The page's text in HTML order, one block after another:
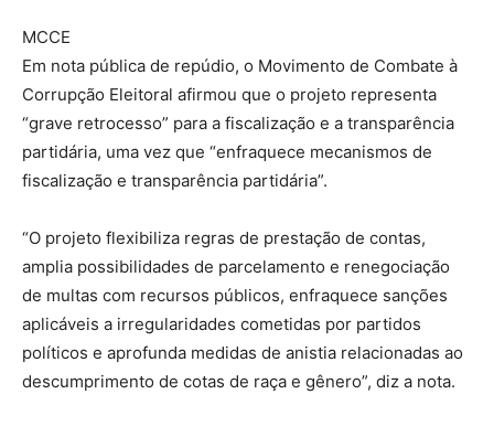
MCCE
Em nota pública de repúdio, o Movimento de Combate à
Corrupção Eleitoral afirmou que o projeto representa
“grave retrocesso” para a fiscalização e a transparência
partidária, uma vez que “enfraquece mecanismos de
fiscalização e transparência partidária”.
“O projeto flexibiliza regras de prestação de contas,
amplia possibilidades de parcelamento e renegociação
de multas com recursos públicos, enfraquece sanções
aplicáveis a irregularidades cometidas por partidos
políticos e aprofunda medidas de anistia relacionadas ao
descumprimento de cotas de raça e gênero”, diz a nota.